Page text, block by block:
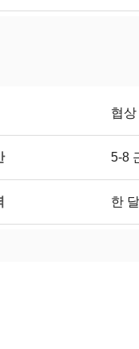
협
5-8
한